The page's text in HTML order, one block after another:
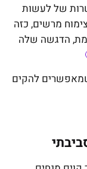
של לעשות
מרשים, כזה
הדגשה שלה
להקים